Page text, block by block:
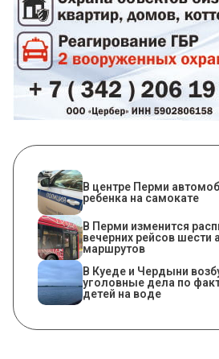
В центре Перми
ребенка на самокате
​В Перми изменится
вечерних рейсов шести
маршрутов
В Куеде и Чердыни
уголовные дела по
детей на воде